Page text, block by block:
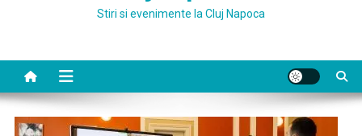
Stiri si evenimente la Cluj Napoca